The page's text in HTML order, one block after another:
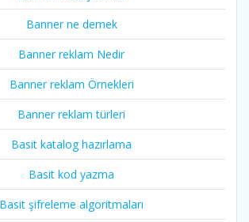
Banner ne demek
Banner reklam Nedir
Banner reklam Örnekleri
Banner reklam türleri
Basit katalog hazırlama
Basit kod yazma
Basit şifreleme algoritmaları